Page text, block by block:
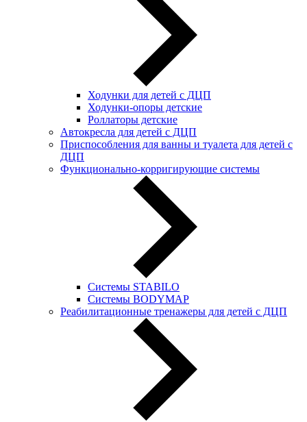
Ходунки для детей с ДЦП
Ходунки-опоры детские
Роллаторы детские
Автокресла для детей с ДЦП
Приспособления для ванны и туалета для детей с
ДЦП
Функционально-корригирующие системы
Системы STABILO
Системы BODYMAP
Реабилитационные тренажеры для детей с ДЦП